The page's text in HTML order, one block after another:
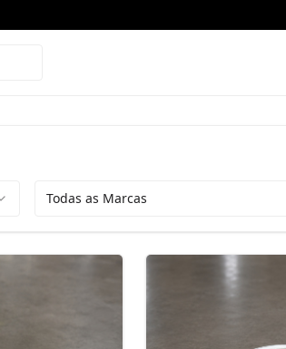
Todas as Marcas